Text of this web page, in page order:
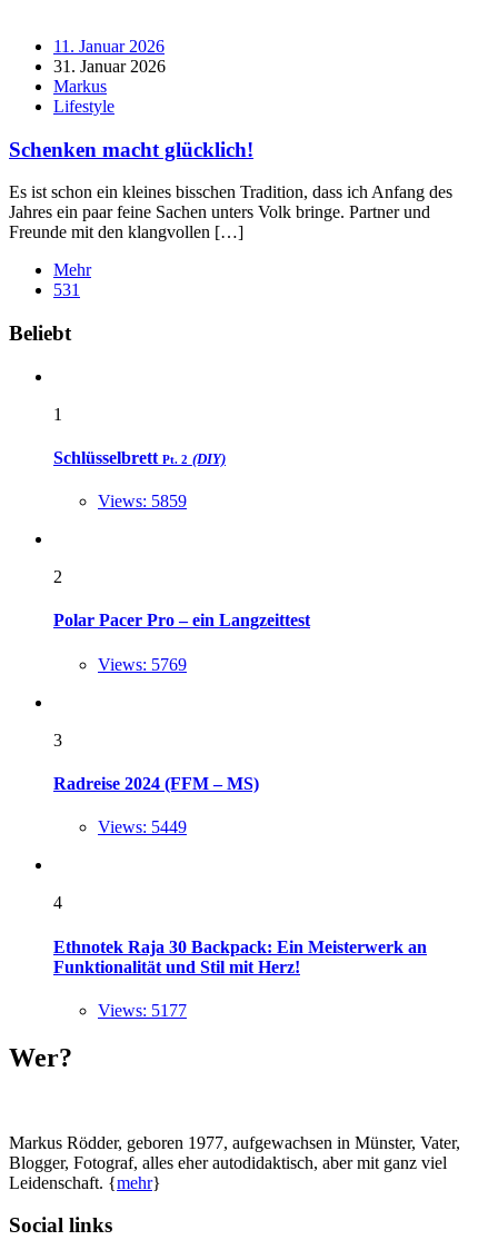
11. Januar 2026
31. Januar 2026
Markus
Lifestyle
Schenken macht glücklich!
Es ist schon ein kleines bisschen Tradition, dass ich Anfang des
Jahres ein paar feine Sachen unters Volk bringe. Partner und
Freunde mit den klangvollen […]
Mehr
531
Widgets
Beliebt
1
Schlüsselbrett Pt. 2 (DIY)
Views: 5859
2
Polar Pacer Pro – ein Langzeittest
Views: 5769
3
Radreise 2024 (FFM – MS)
Views: 5449
4
Ethnotek Raja 30 Backpack: Ein Meisterwerk an
Funktionalität und Stil mit Herz!
Views: 5177
Wer?
Markus Rödder, geboren 1977, aufgewachsen in Münster, Vater,
Blogger, Fotograf, alles eher autodidaktisch, aber mit ganz viel
Leidenschaft. {mehr}
Social links